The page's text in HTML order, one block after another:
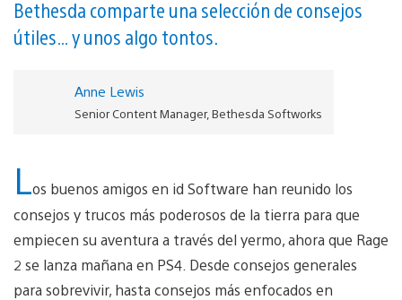
Bethesda comparte una selección de consejos
útiles… y unos algo tontos.
Anne Lewis
Senior Content Manager, Bethesda Softworks
Los buenos amigos en id Software han reunido los
consejos y trucos más poderosos de la tierra para que
empiecen su aventura a través del yermo, ahora que Rage
2 se lanza mañana en PS4. Desde consejos generales
para sobrevivir, hasta consejos más enfocados en